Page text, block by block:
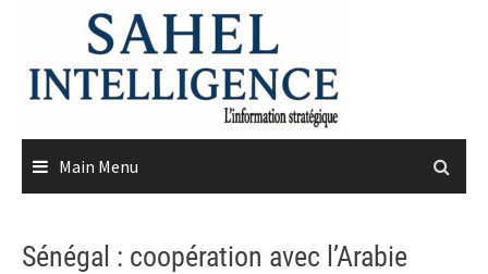
content
Main Menu
Sénégal : coopération avec l’Arabie